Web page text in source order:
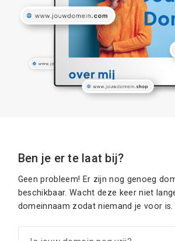
Ben je er te laat bij?
Geen probleem! Er zijn nog genoeg
beschikbaar. Wacht deze keer niet
domeinnaam zodat niemand je voor is.